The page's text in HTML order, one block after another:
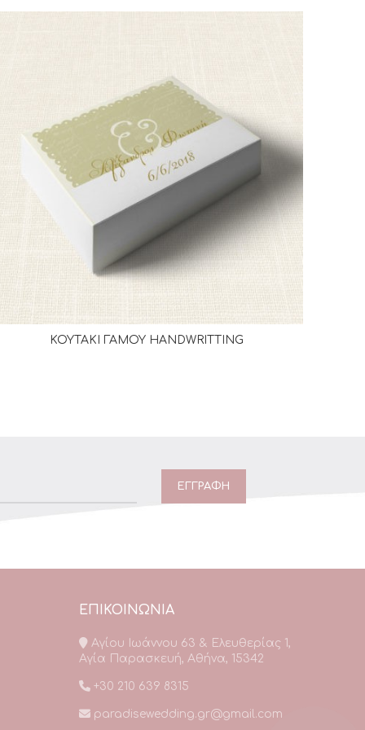
ΔΙΑΒΆΣΤΕ ΠΕΡΙΣΣΌΤΕΡΑ
ΚΟΥΤΑΚΙ ΓΑΜΟΥ HANDWRITTING
ΕΠΙΚΟΙΝΩΝΙΑ
Αγίου Ιωάννου 63 & Ελευθερίας 1,
Αγία Παρασκευή, Αθήνα, 15342
+30 210 639 8315
paradisewedding.gr@gmail.com